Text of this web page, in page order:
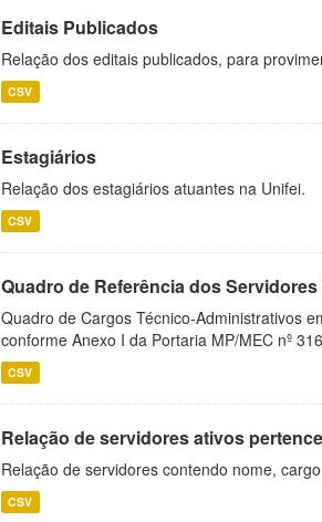
Editais Publicados
Relação dos editais publicados, para
CSV
Estagiários
Relação dos estagiários atuantes na Unifei.
CSV
Quadro de Referência dos
Quadro de Cargos Técnico-Administrativos
conforme Anexo I da Portaria MP/MEC nº
CSV
Relação de servidores ativos
Relação de servidores contendo nome,
CSV